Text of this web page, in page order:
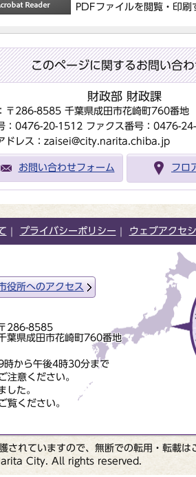
PDFファイルを閲覧・印刷
このページに関するお問い合
財政部 財政課
〒286-8585 千葉県成田市花崎町760番地
：0476-20-1512 ファクス番号：0476-
ドレス：zaisei@city.narita.chiba.jp
お問い合わせフォーム フロ
プライバシーポリシー ウェブアクセ
役所へのアクセス
286-8585
葉県成田市花崎町760番地
時から午後4時30分まで
注意ください。
した。
覧ください。
されていますので、無断での転用・転載は
City. All rights reserved.